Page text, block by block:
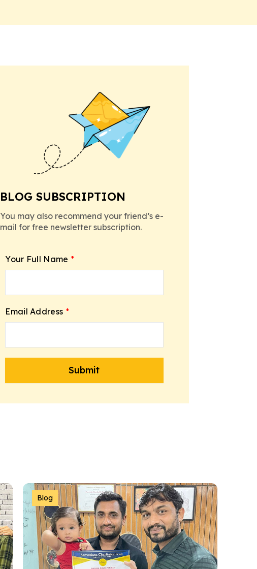
BLOG SUBSCRIPTION
You may also recommend your friend’s e-
mail for free newsletter subscription.
Your Full Name *
Email Address *
Blog